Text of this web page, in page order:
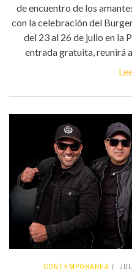
de encuentro de los
con la celebración del
del 23 al 26 de julio en la
entrada gratuita, reunirá
CONTEMPORÁNEA